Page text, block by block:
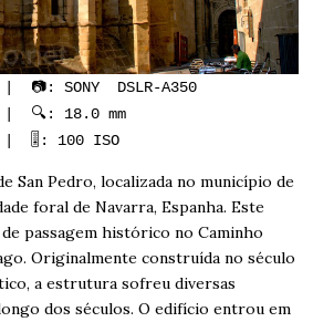
📷: SONY DSLR-A350
18.0 mm
🎚️: 100 ISO
San Pedro, localizada no município de
foral de Navarra, Espanha. Este
passagem histórico no Caminho
Originalmente construída no século
a estrutura sofreu diversas
dos séculos. O edifício entrou em